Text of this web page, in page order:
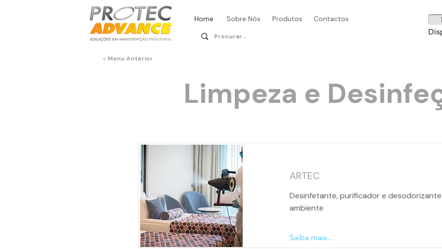
Home Sobre Nós Produtos Contactos
< Menu Anterior
Limpeza e
ARTEC
Desinfetante, purificador e
ambiente
Saiba mais...